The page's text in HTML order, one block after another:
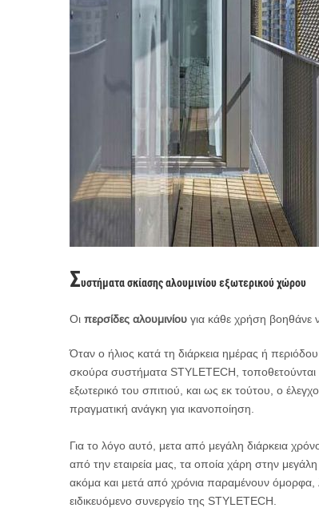
Συστήματασκίασης αλουμινίουεξωτερικού χώρου
Οι περσίδες αλουμινίου για κάθε χρήση βοηθάνε
Όταν ο ήλιος κατά τη διάρκεια ημέρας ή
σκούρα συστήματα STYLETECH, τοποθετούνται
εξωτερικό του σπιτιού, και ως εκ τούτου, ο
πραγματική ανάγκη για ικανοποίηση.
Για το λόγο αυτό, μετα από μεγάλη διάρκεια
από την εταιρεία μας, τα οποία χάρη στην
ακόμα και μετά από χρόνια παραμένουν
ειδικευόμενο συνεργείο της STYLETECH.